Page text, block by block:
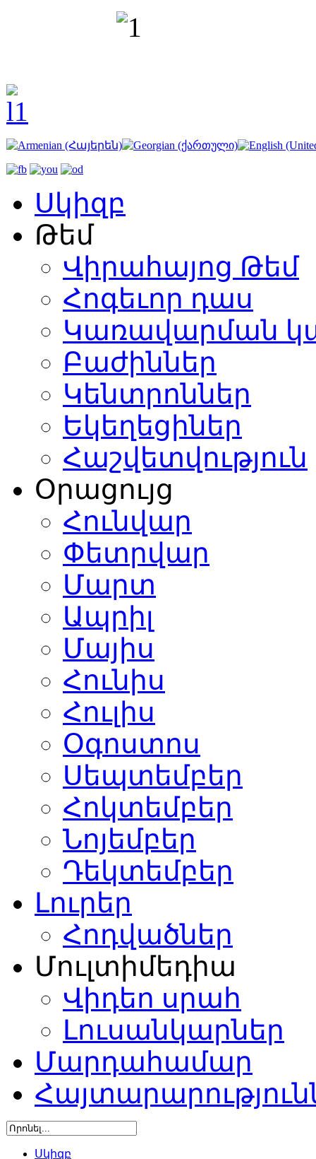
Սկիզբ
Թեմ
Վիրահայոց Թեմ
Հոգեւոր դաս
Կառավարման
Բաժիններ
Կենտրոններ
Եկեղեցիներ
Հաշվետվություն
Օրացույց
Հունվար
Փետրվար
Մարտ
Ապրիլ
Մայիս
Հունիս
Հուլիս
Օգոստոս
Սեպտեմբեր
Հոկտեմբեր
Նոյեմբեր
Դեկտեմբեր
Լուրեր
Հոդվածներ
Մուլտիմեդիա
Վիդեո սրահ
Լուսանկարներ
Մարդահամար
Սկիզբ